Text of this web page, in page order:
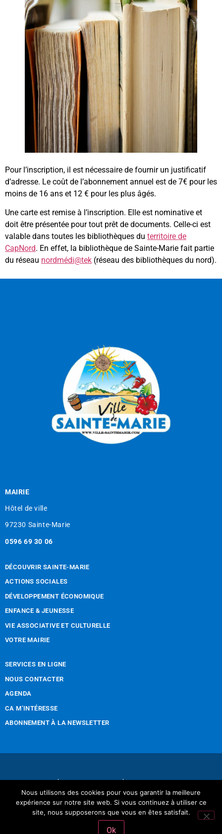
Pour l’inscription, il est nécessaire de fournir un justificatif
d’adresse. Le coût de l’abonnement annuel est de 7€ pour les
moins de 16 ans et 12 € pour les plus âgés.
Une carte est remise à l’inscription. Elle est nominative et
doit être présentée pour tout prêt de documents. Celle-ci est
valable dans toutes les bibliothèques du territoire de
CapNord. En effet, la bibliothèque de Sainte-Marie fait partie
du réseau nordmédi@tek (réseau des bibliothèques du nord).
MAIRIE
Hôtel de ville
97230 Sainte-Marie
0596 69 30 06
DÉCOUVRIR SAINTE-MARIE
ACTIONS SOCIALES
DÉVELOPPEMENT ÉCONOMIQUE
ENFANCE & JEUNESSE
VIE ASSOCIATIVE ET CULTURELLE
VOTRE MAIRIE
SERVICES EN LIGNE
NOUS CONTACTER
AGENDA
CA M’INTÉRESSE
ABONNEMENT À LA NEWSLETTER
Réalisation Tintamarre & Co
Nous utilisons des cookies pour vous garantir la meilleure
expérience sur notre site web. Si vous continuez à utiliser ce
site, nous supposerons que vous en êtes satisfait.
Ok